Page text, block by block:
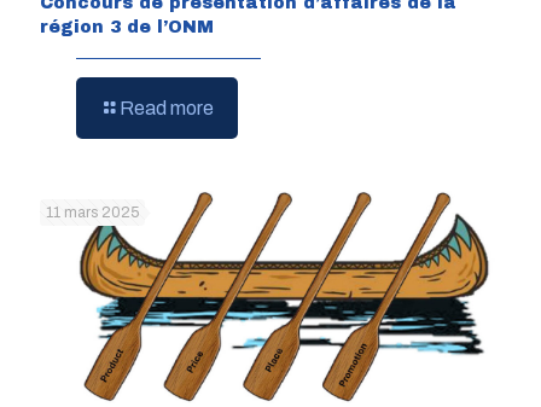
région 3 de l’ONM
Read more
11 mars 2025